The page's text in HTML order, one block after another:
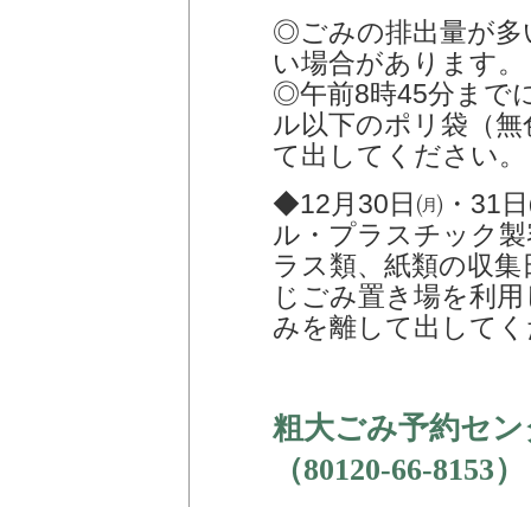
◎ごみの排出量が多
い場合があります。
◎午前8時45分まで
ル以下のポリ袋（
て出してください。
◆12月30日㈪・31
ル・プラスチック
ラス類、紙類の収
じごみ置き場を利
みを離して出して
粗大ごみ予約セ
（80120-66-8153）